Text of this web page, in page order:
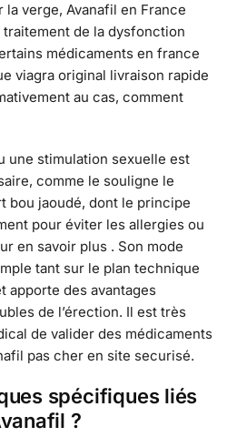
verge, Avanafil en France
de la dysfonction
médicaments en france
viagra original livraison rapide
au cas, comment
une stimulation sexuelle est
comme le souligne le
bou jaoudé, dont le principe
pour éviter les allergies ou
en savoir plus . Son mode
tant sur le plan technique
apporte des avantages
de l’érection. Il est très
de valider des médicaments
pas cher en site securisé.
spécifiques liés
?